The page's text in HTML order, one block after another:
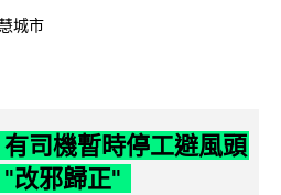
城市
司機暫時停工避風頭
改邪歸正"